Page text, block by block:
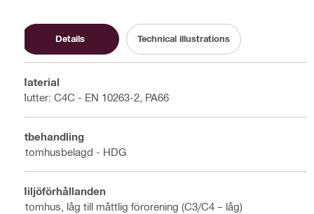
Details Technical illustrations
Material
Mutter: C4C - EN 10263-2, PA66
Ytbehandling
Utomhusbelagd - HDG
Miljöförhållanden
Utomhus, låg till måttlig förorening (C3/C4 – låg)